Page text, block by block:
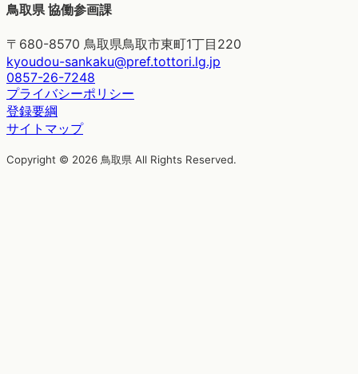
鳥取県 協働参画課
〒680-8570 鳥取県鳥取市東町1丁目220
kyoudou-sankaku@pref.tottori.lg.jp
0857-26-7248
プライバシーポリシー
登録要綱
サイトマップ
Copyright © 2026 鳥取県 All Rights Reserved.